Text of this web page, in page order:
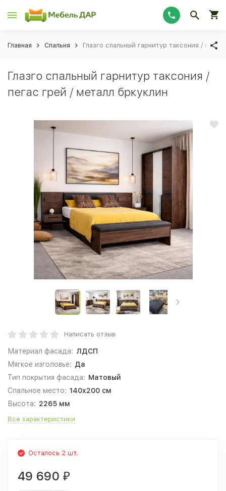
Главная Спальня Глазго спальный гарнитур таксония /
Глазго спальный гарнитур таксония /
пегас грей / металл бркуклин
Написать отзыв
Материал фасада: ЛДСП
Мягкое изголовье: Да
Тип покрытия фасада: Матовый
Спальное место: 140x200 см
Высота: 2265 мм
Все характеристики
Осталось 2 шт.
49 690 ₽